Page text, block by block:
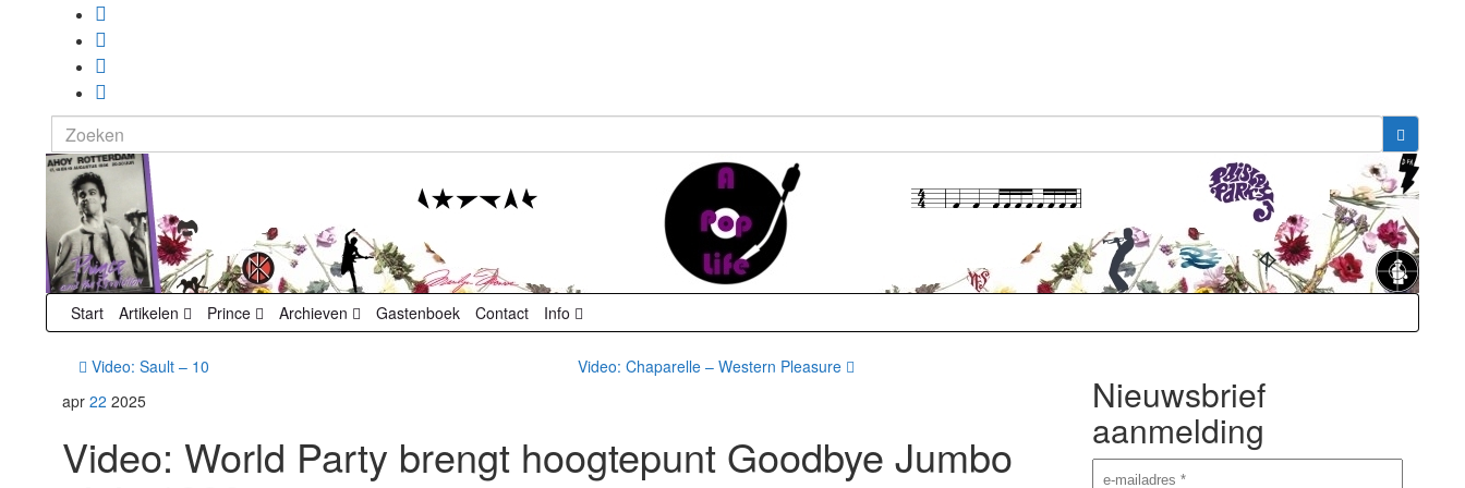
Search
for:
Start Artikelen Prince Archieven Gastenboek Contact Info
Video: Sault – 10
Video: Chaparelle – Western Pleasure
apr 22 2025
Video: World Party brengt hoogtepunt Goodbye Jumbo
Nieuwsbrief
aanmelding